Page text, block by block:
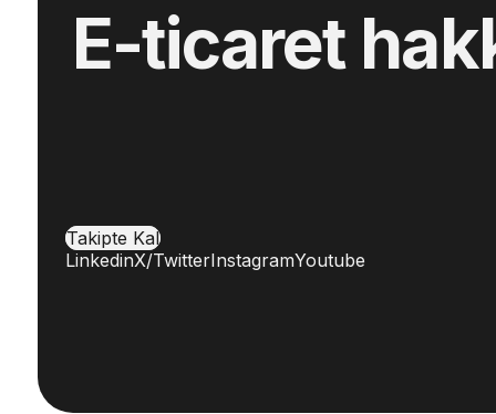
E-ticaret
Takipte Kal
LinkedinX/TwitterInstagramYoutube